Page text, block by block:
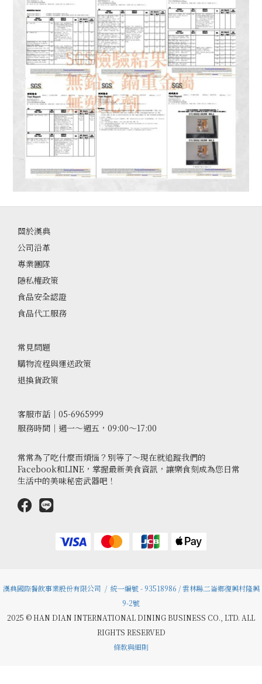
關於漢典
公司沿革
專業團隊
隱私權政策
食品安全認證
食品代工服務
常見問題
購物流程與運送政策
退換貨政策
客服市話｜05-6965999
服務時間｜週一～週五，09:00～17:00
常常為了吃什麼而煩惱？別等了～現在就追蹤我們的
Facebook和LINE，掌握最新美食資訊，讓樂食刻成為您日常
生活中的美味秘密武器吧！
漢典國際餐飲事業股份有限公司 / 統一編號 - 93518986 / 雲林縣二崙鄉復興村隆興
9-2號
2025 © HAN DIAN INTERNATIONAL DINING BUSINESS CO., LTD. ALL
RIGHTS RESERVED
條款與細則